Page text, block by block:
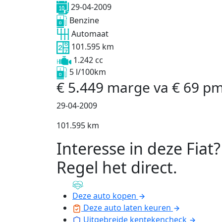
29-04-2009
Benzine
Automaat
101.595 km
1.242 cc
5 l/100km
€ 5.449 marge va € 69
29-04-2009
101.595 km
Interesse in deze Fiat?
Regel het direct.
Deze auto kopen
Deze auto laten keuren
Uitgebreide kentekencheck